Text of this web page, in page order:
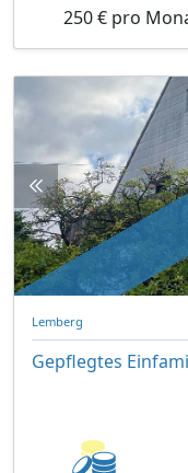
250 € pro
Lemberg
Gepflegtes